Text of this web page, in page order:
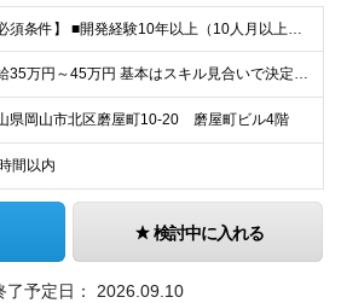
【必須条件】 ■開発経験10年以上（10人月以上、5名以上の体制での経験あり） ■要件定義～上流設計までの経験 ■Web系、フロントエンド、バックエンド共に開発経験あり ■フレームワーク、製品パッケー
月給35万円～45万円 基本はスキル見合いで決定します。 まずはご経験をお聞かせください。
県岡山市北区磨屋町10-20 磨屋町ビル4階
間以内
検討中に入れる
了予定日： 2026.09.10